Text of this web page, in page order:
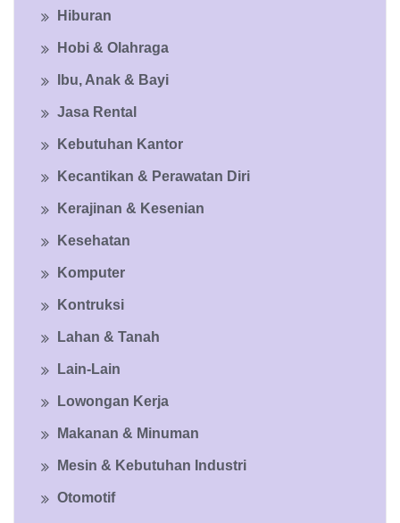
Hiburan
Hobi & Olahraga
Ibu, Anak & Bayi
Jasa Rental
Kebutuhan Kantor
Kecantikan & Perawatan Diri
Kerajinan & Kesenian
Kesehatan
Komputer
Kontruksi
Lahan & Tanah
Lain-Lain
Lowongan Kerja
Makanan & Minuman
Mesin & Kebutuhan Industri
Otomotif